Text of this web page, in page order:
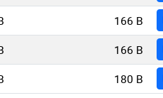
166 B
166 B
180 B